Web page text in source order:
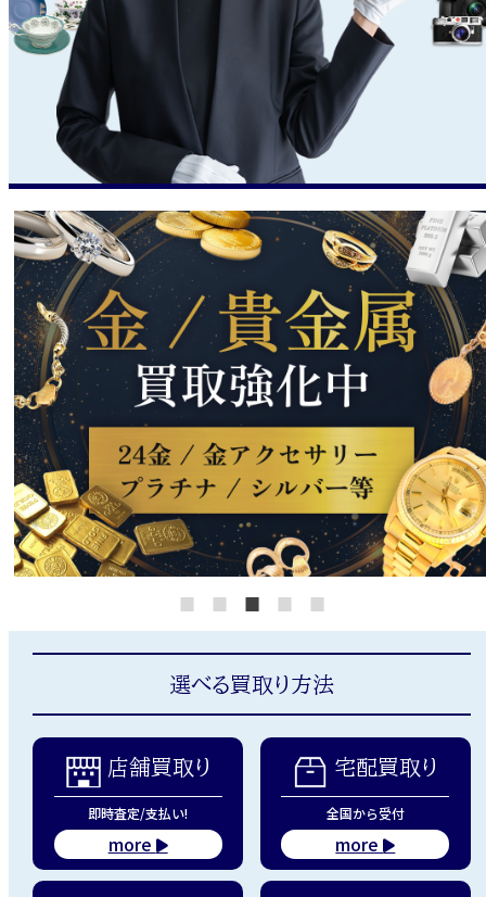
選べる買取り方法
店舗買取り
即時査定/支払い!
more
宅配買取り
全国から受付
more